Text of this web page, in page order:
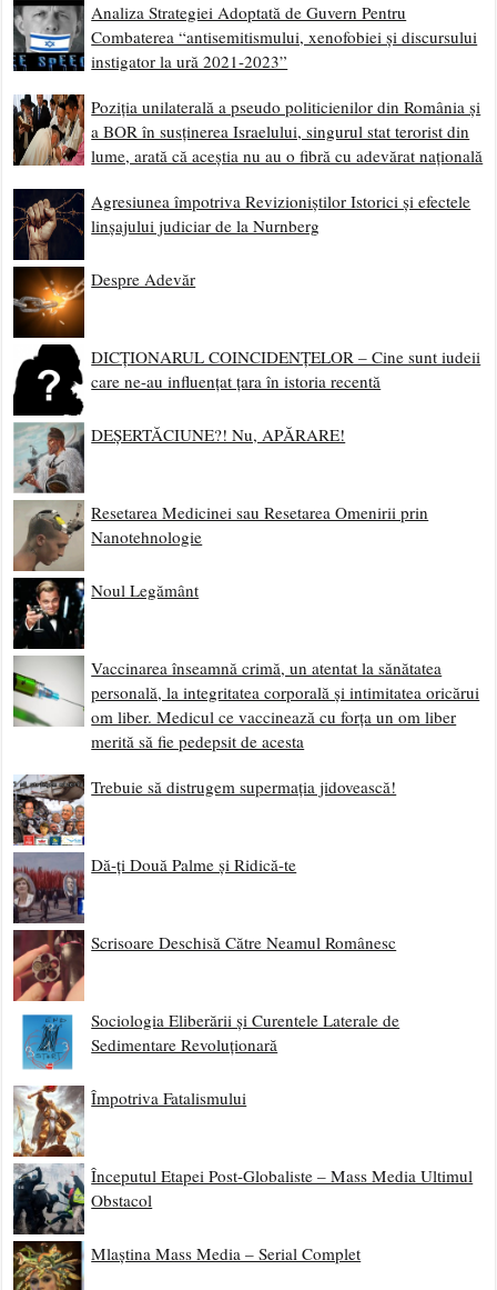
Analiza Strategiei Adoptată de Guvern Pentru
Combaterea “antisemitismului, xenofobiei și discursului
instigator la ură 2021-2023”
Poziția unilaterală a pseudo politicienilor din România și
a BOR în susținerea Israelului, singurul stat terorist din
lume, arată că aceștia nu au o fibră cu adevărat națională
Agresiunea împotriva Revizioniștilor Istorici și efectele
linșajului judiciar de la Nurnberg
Despre Adevăr
DICȚIONARUL COINCIDENȚELOR – Cine sunt iudeii
care ne-au influențat țara în istoria recentă
DEȘERTĂCIUNE?! Nu, APĂRARE!
Resetarea Medicinei sau Resetarea Omenirii prin
Nanotehnologie
Noul Legământ
Vaccinarea înseamnă crimă, un atentat la sănătatea
personală, la integritatea corporală și intimitatea oricărui
om liber. Medicul ce vaccinează cu forța un om liber
merită să fie pedepsit de acesta
Trebuie să distrugem supermația jidovească!
Dă-ți Două Palme și Ridică-te
Scrisoare Deschisă Către Neamul Românesc
Sociologia Eliberării și Curentele Laterale de
Sedimentare Revoluționară
Împotriva Fatalismului
Începutul Etapei Post-Globaliste – Mass Media Ultimul
Obstacol
Mlaștina Mass Media – Serial Complet